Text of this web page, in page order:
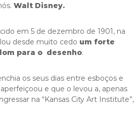
Walt Disney.
em 5 de dezembro de 1901, na
desde muito cedo um forte
para o desenho.
os seus dias entre esboços e
e que o levou a, apenas
na “Kansas City Art Institute”,